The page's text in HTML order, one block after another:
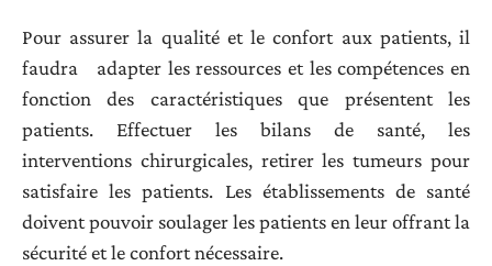
Pour assurer la qualité et le confort aux patients, il
faudra adapter les ressources et les compétences en
fonction des caractéristiques que présentent les
patients. Effectuer les bilans de santé, les
interventions chirurgicales, retirer les tumeurs pour
satisfaire les patients. Les établissements de santé
doivent pouvoir soulager les patients en leur offrant la
sécurité et le confort nécessaire.